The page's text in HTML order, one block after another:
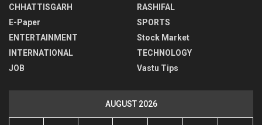
CHHATTISGARH
E-Paper
ENTERTAINMENT
INTERNATIONAL
JOB
RASHIFAL
SPORTS
Stock Market
TECHNOLOGY
Vastu Tips
AUGUST 2026